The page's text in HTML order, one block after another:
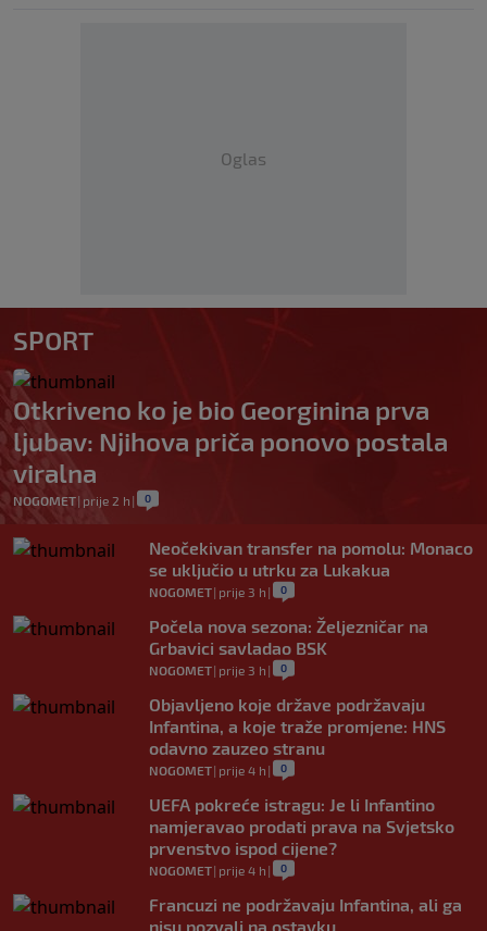
Oglas
SPORT
Otkriveno ko je bio Georginina prva
ljubav: Njihova priča ponovo postala
viralna
NOGOMET| prije 2 h | 0
Neočekivan transfer na pomolu: Monaco
se uključio u utrku za Lukakua
NOGOMET| prije 3 h | 0
Počela nova sezona: Željezničar na
Grbavici savladao BSK
NOGOMET| prije 3 h | 0
Objavljeno koje države podržavaju
Infantina, a koje traže promjene: HNS
odavno zauzeo stranu
NOGOMET| prije 4 h | 0
UEFA pokreće istragu: Je li Infantino
namjeravao prodati prava na Svjetsko
prvenstvo ispod cijene?
NOGOMET| prije 4 h | 0
Francuzi ne podržavaju Infantina, ali ga
nisu pozvali na ostavku